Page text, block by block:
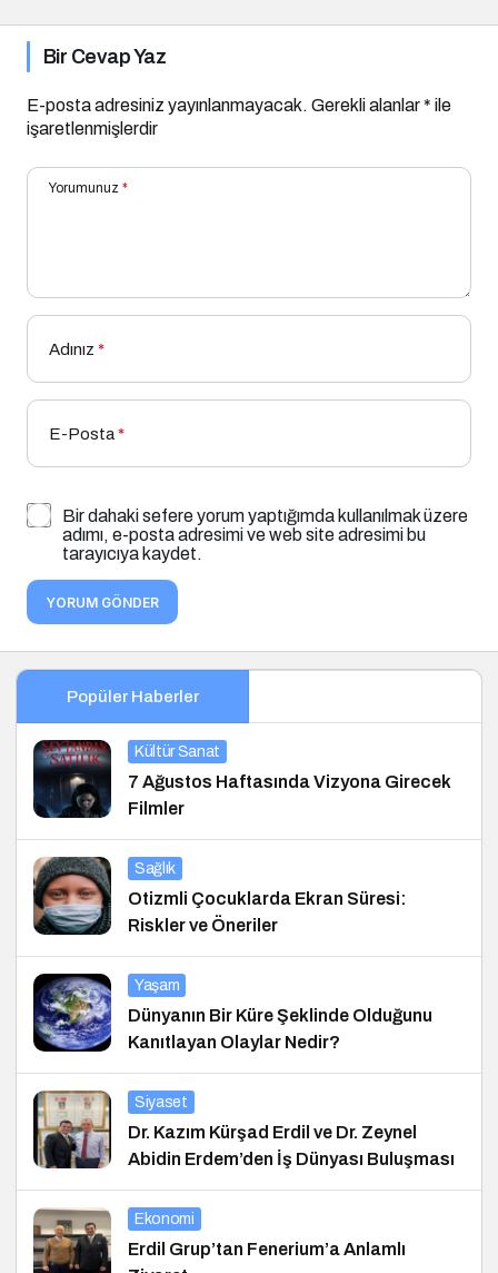
Bir Cevap Yaz
E-posta adresiniz yayınlanmayacak. Gerekli alanlar* ile
işaretlenmişlerdir
Yorumunuz *
Adınız *
E-Posta*
Bir dahaki sefere yorum yaptığımda kullanılmak üzere
adımı, e-posta adresimi ve web site adresimi bu
tarayıcıya kaydet.
YORUM GÖNDER
Popüler Haberler
Kültür Sanat
7 Ağustos Haftasında Vizyona Girecek
Filmler
Sağlık
Otizmli Çocuklarda Ekran Süresi:
Riskler ve Öneriler
Yaşam
Dünyanın Bir Küre Şeklinde Olduğunu
Kanıtlayan Olaylar Nedir?
Siyaset
Dr. Kazım Kürşad Erdil ve Dr. Zeynel
Abidin Erdem’den İş Dünyası Buluşması
Ekonomi
Erdil Grup’tan Fenerium’a Anlamlı